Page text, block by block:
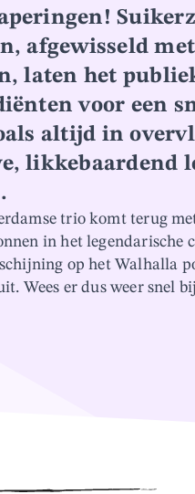
afgewisseld
laten het
voor een
altijd in
likkebaardend
trio komt terug
in het legendarische
op het Walhalla
Wees er dus weer snel